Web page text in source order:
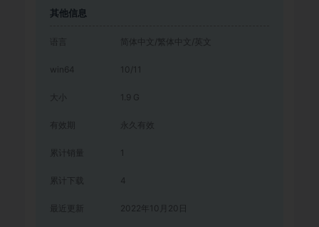
其他信息
语言 简体中文/繁体中文/英文
win64 10/11
大小 1.9 G
有效期 永久有效
累计销量 1
累计下载 4
最近更新 2022年10月20日